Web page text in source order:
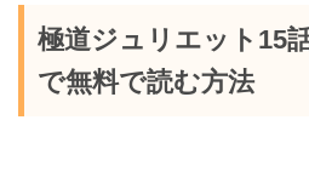
極道ジュリエット15
で無料で読む方法